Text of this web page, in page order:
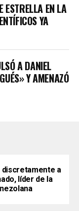
ESTRELLA EN LA
YA
A DANIEL
Y AMENAZÓ
discretamente a
líder de la